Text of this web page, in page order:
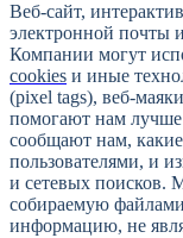
Веб-сайт,
электронной почты
Компании могут
cookies и иные
(pixel tags), веб-
помогают нам лучше
сообщают нам,
пользователями, и
и сетевых поисков.
собираемую
информацию, не